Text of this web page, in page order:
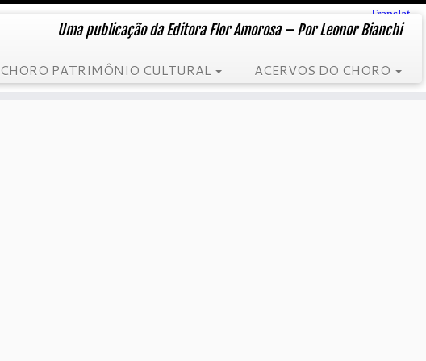
Uma publicação da Editora Flor Amorosa – Por Leonor Bianchi
CHORO PATRIMÔNIO CULTURAL ACERVOS DO CHORO